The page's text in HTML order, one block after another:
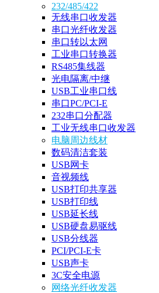
232/485/422
无线串口收发器
串口光纤收发器
串口转以太网
工业串口转换器
RS485集线器
光电隔离/中继
USB工业串口线
串口PC/PCI-E
232串口分配器
工业无线串口收发器
电脑周边线材
数码清洁套装
USB网卡
音视频线
USB打印共享器
USB打印线
USB延长线
USB硬盘易驱线
USB分线器
PCI/PCI-E卡
USB声卡
3C安全电源
网络光纤收发器